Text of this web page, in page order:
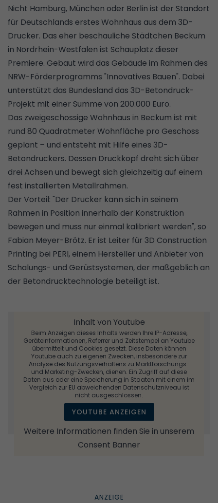
Nicht Hamburg, München oder Berlin ist der Standort
für Deutschlands erstes Wohnhaus aus dem 3D-
Drucker. Das eher beschauliche Städtchen Beckum
in Nordrhein-Westfalen ist Schauplatz dieser
Premiere. Gebaut wird das Gebäude im Rahmen des
NRW-Förderprogramms "Innovatives Bauen". Dabei
unterstützt das Bundesland das 3D-Betondruck-
Projekt mit einer Summe von 200.000 Euro.
Das zweigeschossige Wohnhaus in Beckum ist mit
rund 80 Quadratmeter Wohnfläche pro Geschoss
geplant – und entsteht mit Hilfe eines 3D-
Betondruckers. Dessen Druckkopf dreht sich über
drei Achsen und bewegt sich gleichzeitig auf einem
fest installierten Metallrahmen.
Der Vorteil: "Der Drucker kann sich in seinem
Rahmen in Position innerhalb der Konstruktion
bewegen und muss nur einmal kalibriert werden", so
Fabian Meyer-Brötz. Er ist Leiter für 3D Construction
Printing bei PERI, einem Hersteller und Anbieter von
Schalungs- und Gerüstsystemen, der maßgeblich an
der Betondrucktechnologie beteiligt ist.
Inhalt von Youtube
Beim Anzeigen dieses Inhalts werden Ihre IP-Adresse,
Geräteinformationen, Referrer und Zeitstempel an Youtube
übermittelt und Cookies gesetzt. Diese Daten können
Youtube auch zu eigenen Zwecken, insbesondere zur
Analyse des Nutzungsverhaltens zu Marktforschungs-
und Marketing-Zwecken, dienen. Ein Zugriff auf diese
Daten aus oder eine Speicherung in Staaten mit einem im
Vergleich zur EU abweichenden Datenschutzniveau ist
nicht ausgeschlossen.
YOUTUBE ANZEIGEN
Weitere Informationen finden Sie in unserem
Consent Banner